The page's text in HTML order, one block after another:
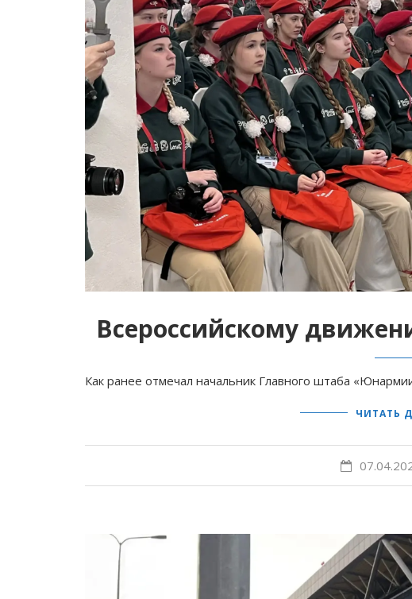
Всероссийскому
Как ранее отмечал начальник Главного штаба
ЧИТАТЬ